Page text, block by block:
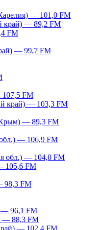
— 101,0 FM
край) — 89,2 FM
FM
— 99,7 FM
107,5 FM
край) — 103,3 FM
— 89,3 FM
— 106,9 FM
обл.) — 104,0 FM
105,6 FM
98,3 FM
— 96,1 FM
— 88,3 FM
— 102,4 FM